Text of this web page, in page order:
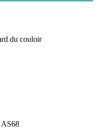
du couloir
AS68